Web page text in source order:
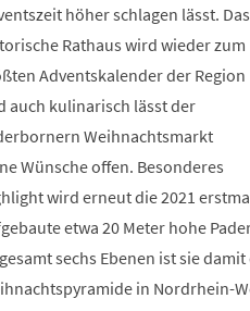
höher schlagen lässt. Das
Rathaus wird wieder zum
Adventskalender der Region
auch kulinarisch lässt der
Weihnachtsmarkt
Wünsche offen. Besonderes
wird erneut die 2021
etwa 20 Meter hohe
sechs Ebenen ist sie
in Nordrhein-